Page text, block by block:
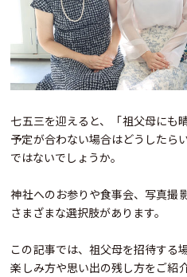
七五三を迎えると、「祖父母にも
予定が合わない場合はどうしたら
ではないでしょうか。
神社へのお参りや食事会、写真撮
さまざまな選択肢があります。
この記事では、祖父母を招待する
楽しみ方や思い出の残し方をご紹